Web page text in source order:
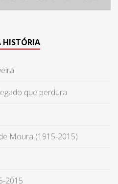
HISTÓRIA
que perdura
Moura (1915-2015)
2015